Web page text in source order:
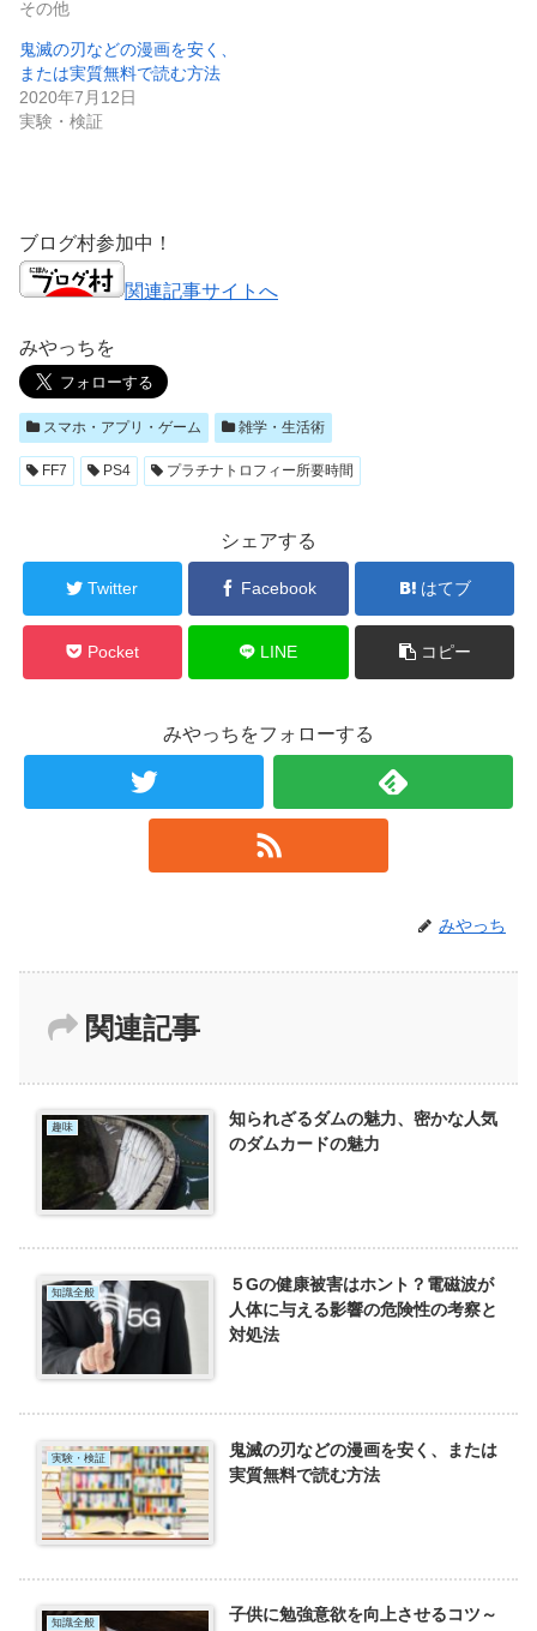
その他
鬼滅の刃などの漫画を安く、
または実質無料で読む方法
2020年7月12日
実験・検証
ブログ村参加中！
関連記事サイトへ
みやっちを
スマホ・アプリ・ゲーム 雑学・生活術
FF7 PS4 プラチナトロフィー所要時間
シェアする
Twitter Facebook はてブ
Pocket LINE コピー
みやっちをフォローする
みやっち
関連記事
趣味
知られざるダムの魅力、密かな人気
のダムカードの魅力
知識全般
５Gの健康被害はホント？電磁波が
人体に与える影響の危険性の考察と
対処法
実験・検証
鬼滅の刃などの漫画を安く、または
実質無料で読む方法
知識全般
子供に勉強意欲を向上させるコツ～